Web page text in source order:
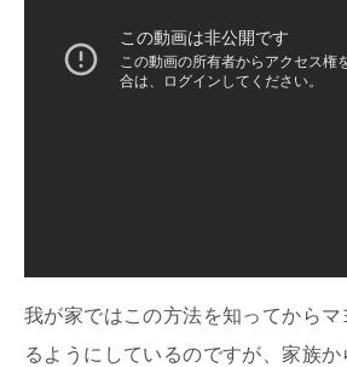
我が家ではこの方法を知ってからマ
るようにしているのですが、家族か